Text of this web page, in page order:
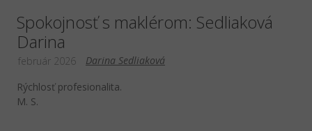
Spokojnosť s maklérom: Sedliaková
Darina
Darina Sedliaková
február 2026
Rýchlosť profesionalita.
M. S.